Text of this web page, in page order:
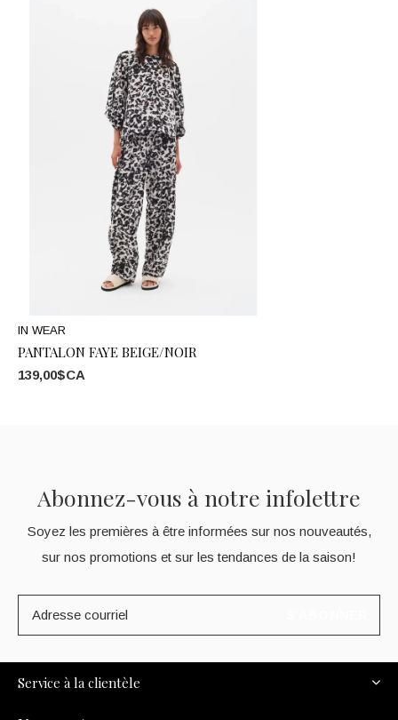
IN WEAR
PANTALON FAYE BEIGE/NOIR
139,00$CA
Abonnez-vous à notre infolettre
Soyez les premières à être informées sur nos nouveautés,
sur nos promotions et sur les tendances de la saison!
Service à la clientèle